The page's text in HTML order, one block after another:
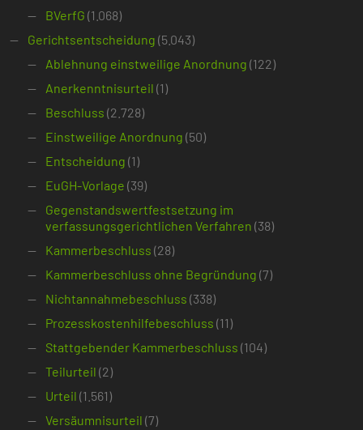
BVerfG (1.068)
Gerichtsentscheidung (5.043)
Ablehnung einstweilige Anordnung (122)
Anerkenntnisurteil (1)
Beschluss (2.728)
Einstweilige Anordnung (50)
Entscheidung (1)
EuGH-Vorlage (39)
Gegenstandswertfestsetzung im
verfassungsgerichtlichen Verfahren (38)
Kammerbeschluss (28)
Kammerbeschluss ohne Begründung (7)
Nichtannahmebeschluss (338)
Prozesskostenhilfebeschluss (11)
Stattgebender Kammerbeschluss (104)
Teilurteil (2)
Urteil (1.561)
Versäumnisurteil (7)